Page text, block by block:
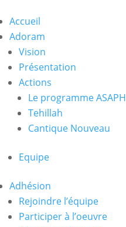
Accueil
Adoram
Vision
Présentation
Actions
Le programme ASAPH
Tehillah
Cantique Nouveau
Equipe
Adhésion
Rejoindre l’équipe
Participer à l’oeuvre